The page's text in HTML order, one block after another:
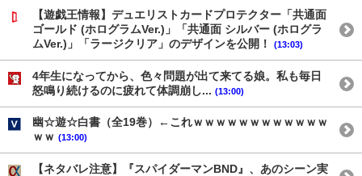
【遊戯王情報】デュエリストカードプロテクター「共通面
ゴールド (ホログラムVer.)」「共通面 シルバー (ホログラ
ムVer.)」「ラージクリア」のデザインを公開！
(13:03)
4年生になってから、色々問題が出て来てる娘。私も毎日
怒鳴り続けるのに疲れて体調崩し... (13:00)
幽☆遊☆白書（全19巻）←これｗｗｗｗｗｗｗｗｗｗｗｗ
ｗｗ (13:00)
【ネタバレ注意】『スパイダーマンBND』、あのシーン実